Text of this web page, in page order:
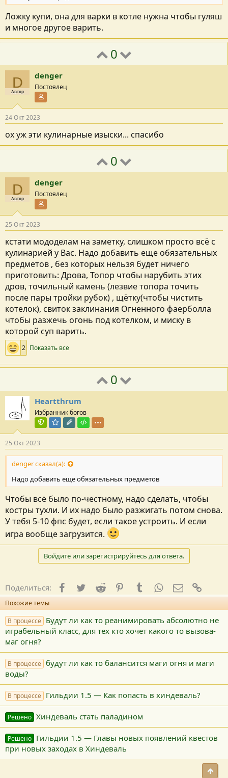
Ложку купи, она для варки в котле нужна чтобы гуляш
и многое другое варить.
0
Автор
D denger
Постоялец
24 Окт 2023
ох уж эти кулинарные изыски... спасибо
0
Автор
D denger
Постоялец
25 Окт 2023
кстати мододелам на заметку, слишком просто всё с
кулинарией у Вас. Надо добавить еще обязательных
предметов , без которых нельзя будет ничего
приготовить: Дрова, Топор чтобы нарубить этих
дров, точильный камень (лезвие топора точить
после пары тройки рубок) , щётку(чтобы чистить
котелок), свиток заклинания Огненного фаерболла
чтобы разжечь огонь под котелком, и миску в
которой суп варить.
2 Показать все
0
Heartthrum
Избранник богов
Команда форума
Модератор раздела
Редактор раздела
Тестировщик
25 Окт 2023
denger сказал(а):
Надо добавить еще обязательных предметов
Чтобы всё было по-честному, надо сделать, чтобы
костры тухли. И их надо было разжигать потом снова.
У тебя 5-10 фпс будет, если такое устроить. И если
игра вообще загрузится.
Войдите или зарегистрируйтесь для ответа.
Поделиться: Facebook
TwitterReddit PinterestTumblrWhatsApp
E-mail
Похожие темы
В процессе Будут ли как то реанимировать абсолютно не
играбельный класс, для тех кто хочет какого то вызова-
маг огня?
В процессе будут ли как то балансится маги огня и маги
воды?
В процессе Гильдии 1.5 — Как попасть в хиндеваль?
Решено Хиндеваль стать паладином
Решено Гильдии 1.5 — Главы новых появлений квестов
при новых заходах в Хиндеваль